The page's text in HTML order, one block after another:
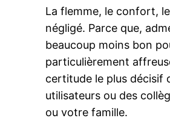
La flemme, le confort,
négligé. Parce que,
beaucoup moins bon
particulièrement
certitude le plus décisif
utilisateurs ou des
ou votre famille.